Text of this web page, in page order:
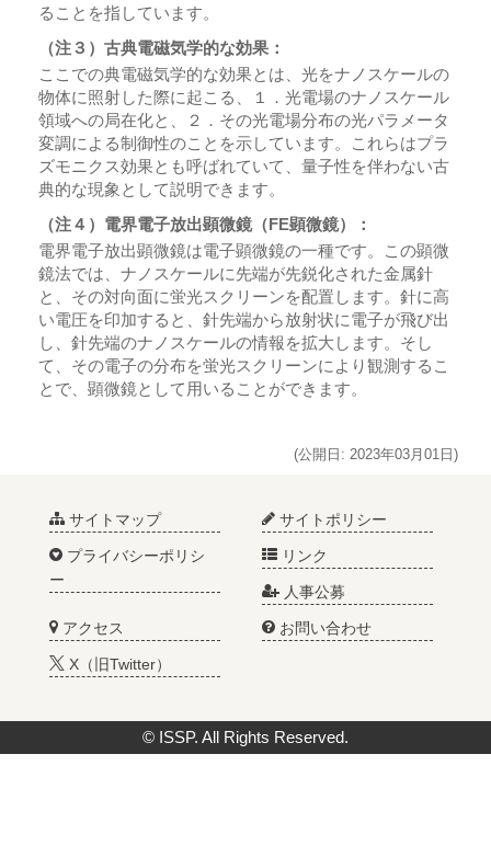
ることを指しています。
（注３）古典電磁気学的な効果：
ここでの典電磁気学的な効果とは、光をナノスケールの
物体に照射した際に起こる、１．光電場のナノスケール
領域への局在化と、２．その光電場分布の光パラメータ
変調による制御性のことを示しています。これらはプラ
ズモニクス効果とも呼ばれていて、量子性を伴わない古
典的な現象として説明できます。
（注４）電界電子放出顕微鏡（FE顕微鏡）：
電界電子放出顕微鏡は電子顕微鏡の一種です。この顕微
鏡法では、ナノスケールに先端が先鋭化された金属針
と、その対向面に蛍光スクリーンを配置します。針に高
い電圧を印加すると、針先端から放射状に電子が飛び出
し、針先端のナノスケールの情報を拡大します。そし
て、その電子の分布を蛍光スクリーンにより観測するこ
とで、顕微鏡として用いることができます。
(公開日: 2023年03月01日)
サイトマップ サイトポリシー
プライバシーポリシ
ー
リンク
人事公募
アクセス お問い合わせ
X（旧Twitter）
© ISSP. All Rights Reserved.